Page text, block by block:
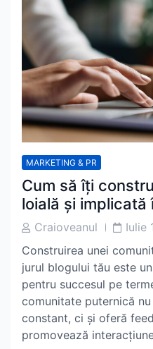
MARKETING & PR
Cum să îți
loială și implicată
PostCraioveanul
PostIulie
Construirea unei
jurul blogului tău este
pentru succesul pe
comunitate puternică
constant, ci și oferă
promovează